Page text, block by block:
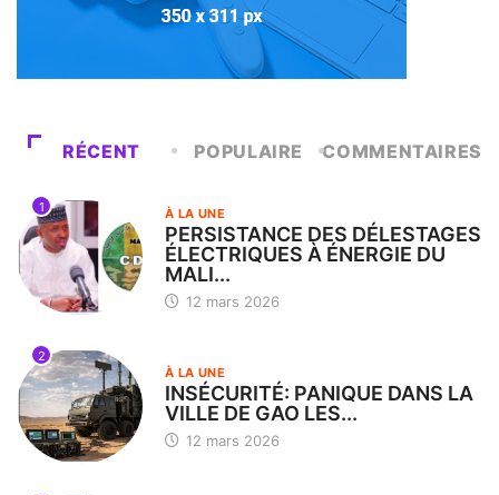
RÉCENT POPULAIRE COMMENTAIRES
1 À LA UNE
PERSISTANCE DES DÉLESTAGES
ÉLECTRIQUES À ÉNERGIE DU
MALI...
12 mars 2026
2
À LA UNE
INSÉCURITÉ: PANIQUE DANS LA
VILLE DE GAO LES...
12 mars 2026